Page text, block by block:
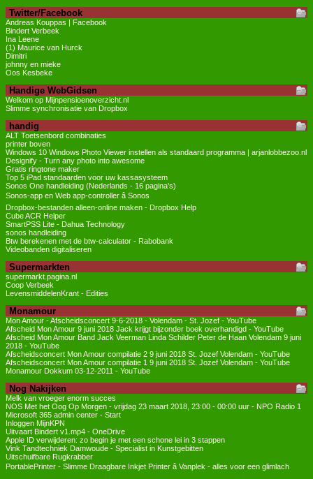
Twitter/Facebook
Andreas Kouppas | Facebook
Bindert Verbeek
Ina Leene
(1) Maurice van Hurck
Dimitri
johnny en mieke
Oos Kesbeke
Handige WebGidsen
Welkom op Mijnpensioenoverzicht.nl
Slimme synchronisatie van Dropbox
handig
ALT Toetsenbord combinaties
printer boven
Windows 10 Windows Photo Viewer instellen als standaard programma | arjanlobbezoo.nl
Designify - Turn any photo into awesome
Gratis ringtone maker
Top 5 iPad standaarden voor uw kassasysteem
Sonos One handleiding (Nederlands - 16 pagina's)
Sonos-app en Web app-controller â Sonos
Dropbox-bestanden alleen-online maken - Dropbox Help
Cube ACR Helper
SmartPSS Lite - Dahua Technology
sonos handleiding
Btw berekenen met de btw-calculator - Rabobank
Videobanden digitaliseren
Supermarkten
supermarkt.pagina.nl
Coop Verbeek
LevensmiddelenKrant - Edities
Monamour
Mon Amour - Afscheidsconcert 9-6-2018 - Volendam - St. Jozef - YouTube
Afscheid Mon Amour 9 juni 2018 Jack krijgt bijzonder boek overhandigd - YouTube
Afscheid Mon Amour Band Jack Veerman Linda Schilder Peter de Haan Volendam 9 juni
2018 - YouTube
Afscheidsconcert Mon Amour compilatie 2 9 juni 2018 St. Jozef Volendam - YouTube
Afscheidsconcert Mon Amour compilatie 1 9 juni 2018 St. Jozef Volendam - YouTube
Monamour Dokkum 03-12-2011 - YouTube
Nog Nakijken
Melk van vroeger enorm succes
NOS Met het Oog Op Morgen - vrijdag 23 maart 2018, 23:00 - 00:00 uur - NPO Radio 1
Microsoft 365 admin center - Start
Inloggen MijnKPN
Uitvaart Bindert v1.mp4 - OneDrive
Apple ID verwijderen: zo begin je met een schone lei in 3 stappen
Vink Tandtechniek Damwoude - Specialist in Kunstgebitten
Uitschuifbare Rugkrabber
PortablePrinter - Slimme Draagbare Inkjet Printer â Vanplek - alles voor een glimlach